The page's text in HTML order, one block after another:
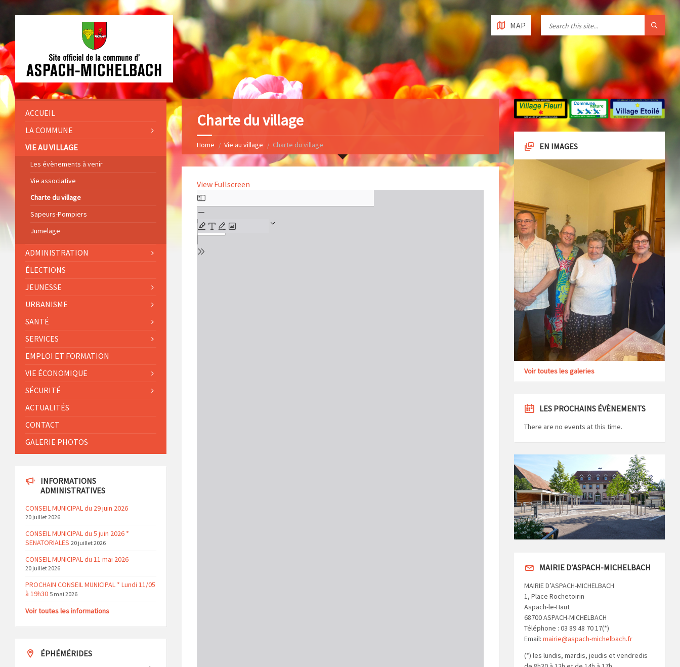
MAP
Charte du village
Home Vie au village Charte du village
View Fullscreen
ACCUEIL
LA COMMUNE
VIE AU VILLAGE
Les évènements à venir
Vie associative
Charte du village
Sapeurs-Pompiers
Jumelage
ADMINISTRATION
ÉLECTIONS
JEUNESSE
URBANISME
SANTÉ
SERVICES
EMPLOI ET FORMATION
VIE ÉCONOMIQUE
SÉCURITÉ
ACTUALITÉS
CONTACT
GALERIE PHOTOS
INFORMATIONS
ADMINISTRATIVES
CONSEIL MUNICIPAL du 29 juin 2026
20 juillet 2026
CONSEIL MUNICIPAL du 5 juin 2026 *
SENATORIALES 20 juillet 2026
CONSEIL MUNICIPAL du 11 mai 2026
20 juillet 2026
PROCHAIN CONSEIL MUNICIPAL * Lundi 11/05
à 19h30 5 mai 2026
Voir toutes les informations
ÉPHÉMÉRIDES
EN IMAGES
Voir toutes les galeries
LES PROCHAINS ÉVÈNEMENTS
There are no events at this time.
MAIRIE D’ASPACH-MICHELBACH
MAIRIE D’ASPACH-MICHELBACH
1, Place Rochetoirin
Aspach-le-Haut
68700 ASPACH-MICHELBACH
Téléphone : 03 89 48 70 17(*)
Email: mairie@aspach-michelbach.fr
(*) les lundis, mardis, jeudis et vendredis